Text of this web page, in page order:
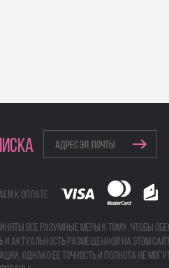
к оплате
все разумные меры к тому, чтобы
и актуальность размещенной на этом
однако ее точность и полнота не